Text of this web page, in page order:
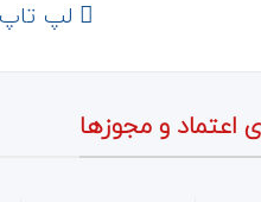
لپ تاپ 2 در 1
اعتماد و مجوزها